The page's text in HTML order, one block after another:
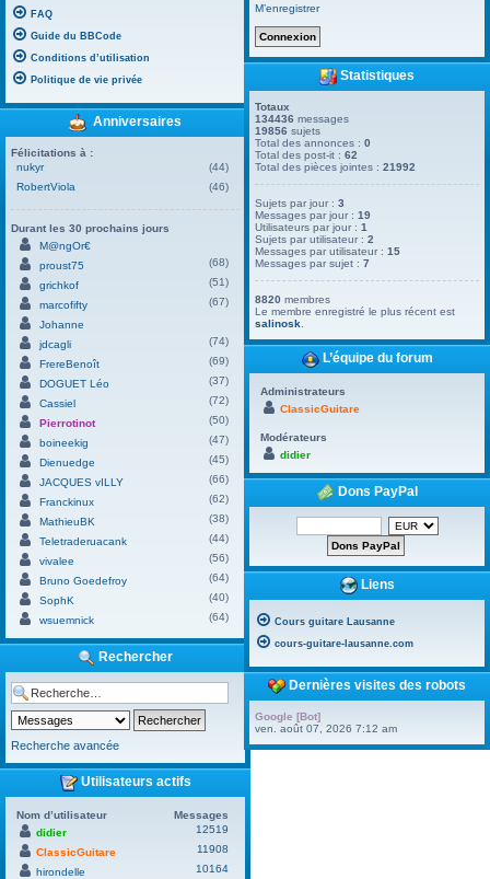
FAQ
Guide du BBCode
Conditions d’utilisation
Politique de vie privée
Anniversaires
Félicitations à :
nukyr
(44)
RobertViola
(46)
Durant les 30 prochains jours
M@ngOr€
proust75
(68)
grichkof
(51)
marcofifty
(67)
Johanne
jdcagli
(74)
FrereBenoît
(69)
DOGUET Léo
(37)
Cassiel
(72)
Pierrotinot
(50)
boineekig
(47)
Dienuedge
(45)
JACQUES vILLY
(66)
Franckinux
(62)
MathieuBK
(38)
Teletraderuacank
(44)
vivalee
(56)
Bruno Goedefroy
(64)
SophK
(40)
wsuemnick
(64)
Rechercher
Recherche avancée
Utilisateurs actifs
Nom d’utilisateur
Messages
didier
12519
ClassicGuitare
11908
hirondelle
10164
M’enregistrer
Statistiques
Totaux
134436 messages
19856 sujets
Total des annonces :0
Total des post-it :62
Total des pièces jointes :21992
Sujets par jour :3
Messages par jour :19
Utilisateurs par jour :1
Sujets par utilisateur :2
Messages par utilisateur :15
Messages par sujet :7
8820 membres
Le membre enregistré le plus récent est
salinosk
L’équipe du forum
Administrateurs
ClassicGuitare
Modérateurs
didier
Dons PayPal
Liens
Cours guitare Lausanne
cours-guitare-lausanne.com
Dernières visites des robots
Google [Bot]
ven. août 07, 2026 7:12 am